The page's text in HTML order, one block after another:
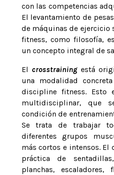
con las competencias
El levantamiento de
de máquinas de ejercicio
fitness, como filosofía,
un concepto integral de
El crosstraining está
una modalidad
discipline fitness. Esto
multidisciplinar, que
condición de
Se trata de trabajar
diferentes grupos
más cortos e intensos.
práctica de
planchas,